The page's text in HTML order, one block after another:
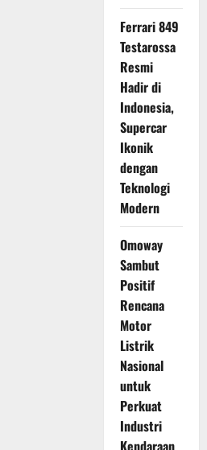
Ferrari 849
Testarossa
Resmi
Hadir di
Indonesia,
Supercar
Ikonik
dengan
Teknologi
Modern
Omoway
Sambut
Positif
Rencana
Motor
Listrik
Nasional
untuk
Perkuat
Industri
Kendaraan